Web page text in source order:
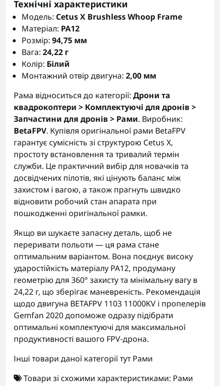
Технічні характеристики
Модель: Cetus X Brushless Whoop Frame
Матеріал: PA12
Розмір: 94,75 мм
Вага: 24,22 г
Колір: Білий
Монтажний отвір двигуна: 2,00 мм
Рама відноситься до категорії: Дрони та
квадрокоптери > Комплектуючі для дронів >
Запчастини для дронів > Рами. Виробник:
BetaFPV. Купівля оригінальної рами BetaFPV
гарантує сумісність зі структурою Cetus X,
простоту встановлення та тривалий термін
служби. Це практичний вибір для новачків та
досвідчених пілотів, які цінують баланс між
захистом і вагою, а також прагнуть швидко
відновити робочий стан апарата при
пошкодженні оригінальної рамки.
Якщо ви шукаєте запасну деталь, щоб не
переривати польоти — ця рама стане
оптимальним варіантом. Вона поєднує високу
ударостійкість матеріалу PA12, продуману
геометрію для 360° захисту та мінімальну вагу в
24,22 г, що зберігає маневреність. Рекомендація
щодо двигуна BETAFPV 1103 11000KV і пропелерів
Gemfan 2020 допоможе одразу підібрати
оптимальні комплектуючі для максимальної
продуктивності вашого FPV-дрона.
Інші товари даної категорії тутРами
Товари зі схожими характеристиками: Рами